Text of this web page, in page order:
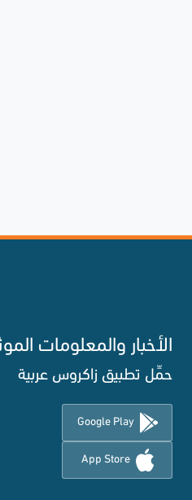
الأخبار والمعلومات
حمِّل تطبيق زاكروس عربية
Google Play
App Store